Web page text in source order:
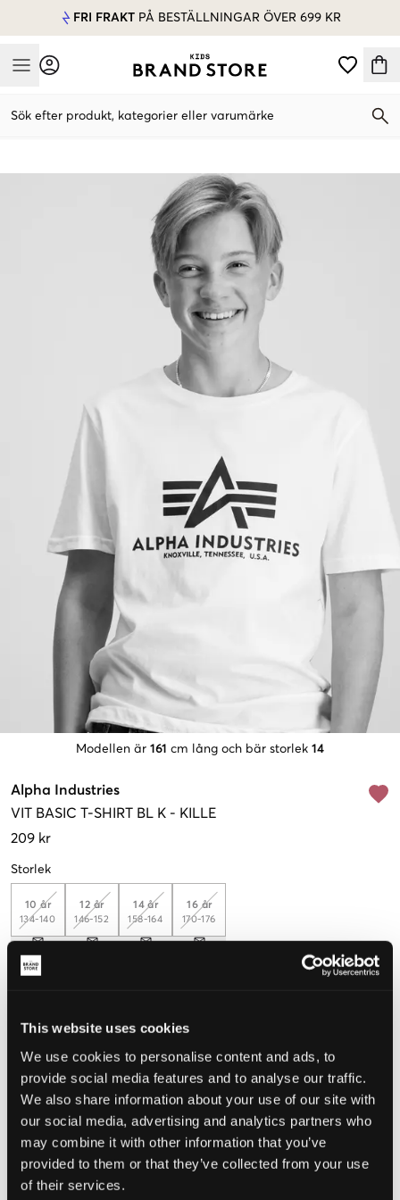
This website uses cookies
We use cookies to personalise content and ads, to
provide social media features and to analyse our traffic.
We also share information about your use of our site with
our social media, advertising and analytics partners who
may combine it with other information that you’ve
provided to them or that they’ve collected from your use
of their services.
FRI FRAKT PÅ BESTÄLLNINGAR ÖVER 699 KR
Mobile Menu
Sök efter produkt, kategorier eller varumärke
Modellen är 161 cm lång och bär storlek 14
Alpha Industries
VIT BASIC T-SHIRT BL K - KILLE
209 kr
Storlek
10 år
134-140
12 år
146-152
14 år
158-164
16 år
170-176
Liten Perfekt
STORLEKSGUIDE
VÄLJ STORLEK
Fri fraktpå beställningar över 699 kr
Öppet köp i 60 dagar